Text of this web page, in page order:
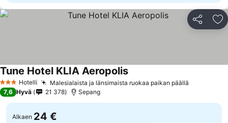
Jaa
3 Tähtiluokitus
Hotelli Malesialaista ja länsimaista ruokaa paikan päällä
Tune Hotel KLIA Aeropolis
7,6 Hyvä 21 378 Sepang
Alkaen 24 €